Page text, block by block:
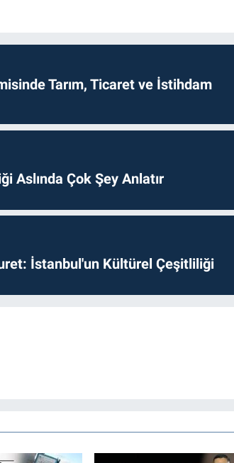
Tarım, Ticaret ve İstihdam
Aslında Çok Şey Anlatır
İstanbul'un Kültürel Çeşitliliği